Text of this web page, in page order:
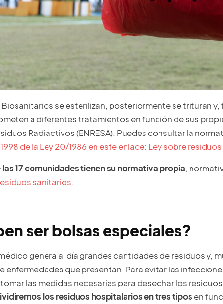
Biosanitarios se esterilizan, posteriormente se trituran
a diferentes tratamientos en función de sus
Radiactivos (ENRESA). Puedes consultar la
de la Ley 20/1986 en este enlace: Ley sobre
las 17 comunidades tienen su normativa propia,
sanitarios.
ser bolsas especiales?
genera al día grandes cantidades de residuos y,
enfermedades que presentan. Para evitar las
las medidas necesarias para desechar los
los residuos hospitalarios en tres tipos en